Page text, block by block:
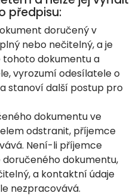
předpisu:
doručený v
nebo nečitelný, a je
dokumentu a
vyrozumí odesílatele o
stanoví další postup pro
dokumentu ve
odstranit, příjemce
Není-li příjemce
dokumentu,
a kontaktní údaje
nezpracovává.